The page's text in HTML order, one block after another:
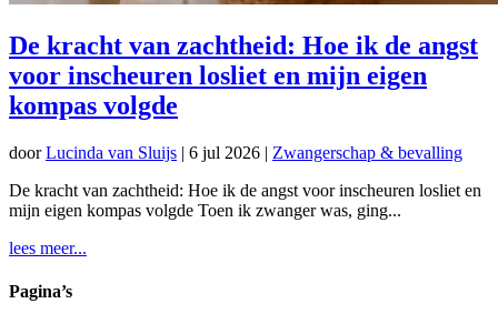
De kracht van zachtheid: Hoe ik de angst
voor inscheuren losliet en mijn eigen
kompas volgde
doorLucinda van Sluijs | 6 jul 2026 | Zwangerschap & bevalling
De kracht van zachtheid: Hoe ik de angst voor inscheuren losliet en
mijn eigen kompas volgde Toen ik zwanger was, ging...
lees meer...
Pagina’s